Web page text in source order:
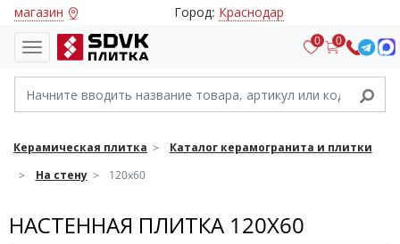
магазин Город: Краснодар
0 0
Керамическая плитка
Каталог керамогранита и плитки
На стену
120x60
НАСТЕННАЯ ПЛИТКА 120X60